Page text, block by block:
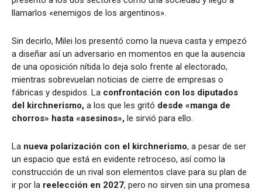
llamarlos «enemigos de los argentinos».
Sin decirlo, Milei los presentó como la nueva casta y empezó
a diseñar así un adversario en momentos en que la ausencia
de una oposición nítida lo deja solo frente al electorado,
mientras sobrevuelan noticias de cierre de empresas o
fábricas y despidos. La confrontación con los diputados
del kirchnerismo, a los que les gritó desde «manga de
chorros» hasta «asesinos», le sirvió para ello.
La nueva polarización con el kirchnerismo, a pesar de ser
un espacio que está en evidente retroceso, así como la
construcción de un rival son elementos clave para su plan de
ir por la reelección en 2027, pero no sirven sin una promesa